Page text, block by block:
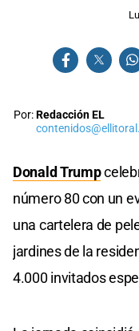
Por:Redacción EL
Donald Trump
número 80 con un
una cartelera de
jardines de la
4.000 invitados